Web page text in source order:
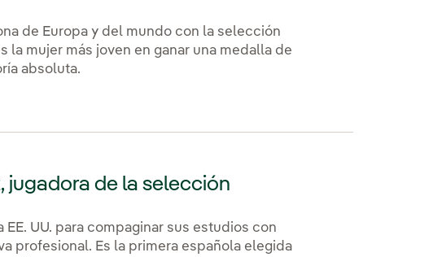
de Europa y del mundo con la selección
la mujer más joven en ganar una medalla de
absoluta.
jugadora de la selección
EE. UU. para compaginar sus estudios con
profesional. Es la primera española elegida